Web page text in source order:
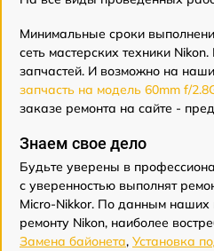
Минимальные сроки
сеть мастерских техники
запчастей. И возможно на
запчасть на модель 60mm f/
заказе ремонта на сайте -
Знаем свое дело
Будьте уверены в
с уверенностью выполнят
Micro-Nikkor. По данным наших
ремонту Nikon, наиболее
Замена байонета, Установка